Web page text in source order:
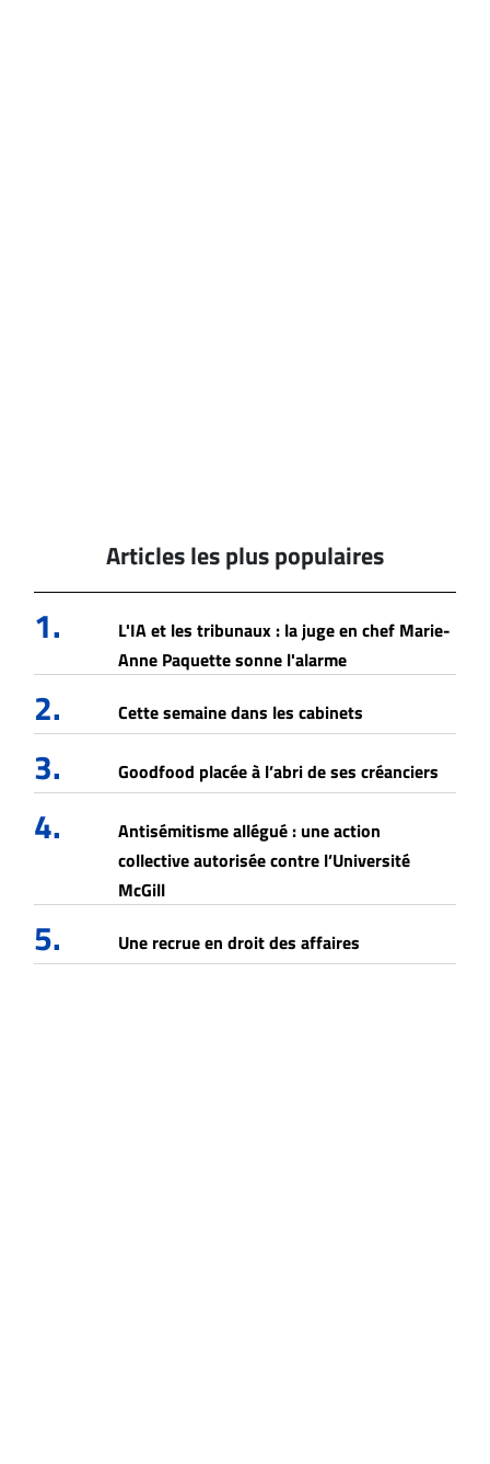
Articles les plus populaires
1.
L'IA et les tribunaux : la juge en chef Marie-
Anne Paquette sonne l'alarme
2. Cette semaine dans les cabinets
3. Goodfood placée à l’abri de ses créanciers
4.
Antisémitisme allégué : une action
collective autorisée contre l’Université
McGill
5. Une recrue en droit des affaires